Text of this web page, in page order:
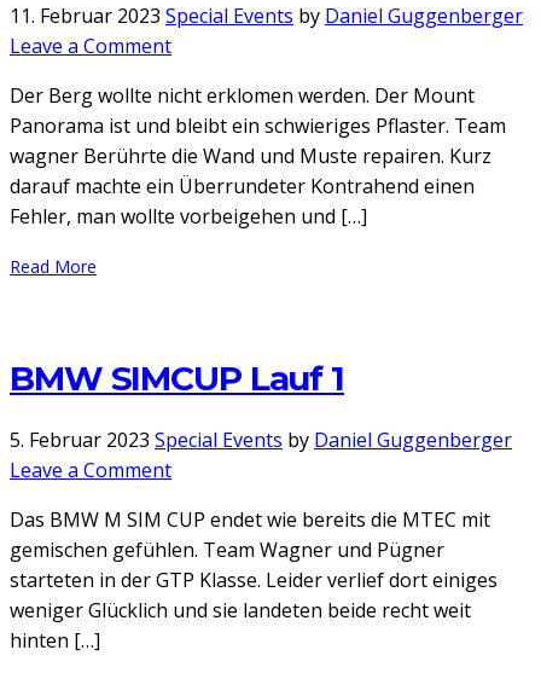
11. Februar 2023 Special Events by Daniel Guggenberger
Leave a Commenton
12H
Der Berg wollte nicht erklomen werden. Der Mount
Panorama ist und bleibt ein schwieriges Pflaster. Team
wagner Berührte die Wand und Muste repairen. Kurz
darauf machte ein Überrundeter Kontrahend einen
Fehler, man wollte vorbeigehen und […]
Read More
BMW SIMCUP Lauf 1
5. Februar 2023 Special Events by Daniel Guggenberger
Leave a Commenton
SIMCUP
Lauf
1
Das BMW M SIM CUP endet wie bereits die MTEC mit
gemischen gefühlen. Team Wagner und Pügner
starteten in der GTP Klasse. Leider verlief dort einiges
weniger Glücklich und sie landeten beide recht weit
hinten […]